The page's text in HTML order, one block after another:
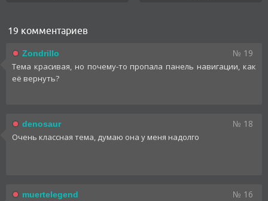
19 комментариев
Zondrillo № 19
Тема красивая, но почему-то пропала панель навигации, как
её вернуть?
denosaur № 18
Очень классная тема, думаю она у меня надолго
muertelegend № 16